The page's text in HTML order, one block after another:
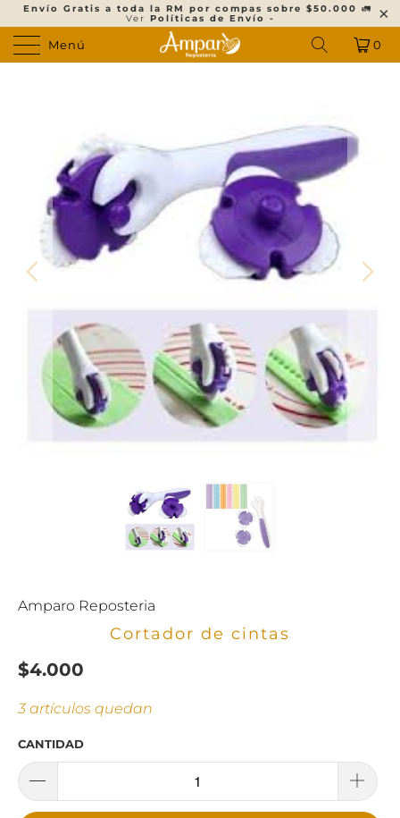
Envío Gratis a toda la RM por compas sobre $50.000 🚛
Ver Políticas de Envío -
Menú 0
Amparo Reposteria
Cortador de cintas
$4.000
3 artículos quedan
CANTIDAD